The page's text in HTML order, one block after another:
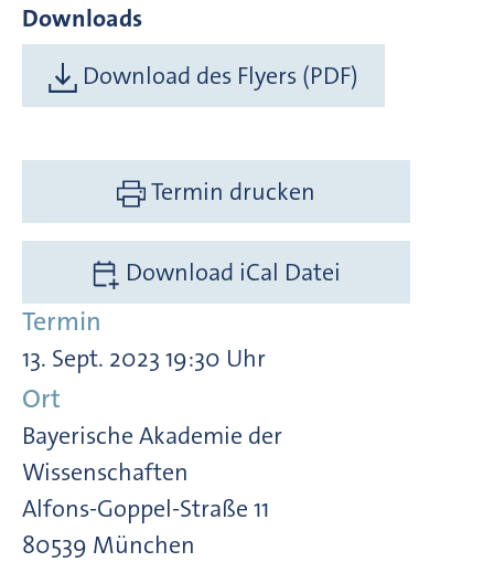
Downloads
Download des Flyers (PDF)
Termin drucken
Download iCal Datei
Termin
13. Sept. 2023 19:30 Uhr
Ort
Bayerische Akademie der
Wissenschaften
Alfons-Goppel-Straße 11
80539 München